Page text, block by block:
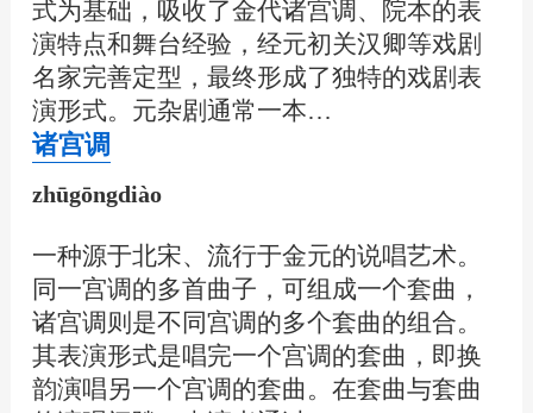
式为基础，吸收了金代诸宫调、院本的表
演特点和舞台经验，经元初关汉卿等戏剧
名家完善定型，最终形成了独特的戏剧表
演形式。元杂剧通常一本…
诸宫调
zhūgōngdiào
一种源于北宋、流行于金元的说唱艺术。
同一宫调的多首曲子，可组成一个套曲，
诸宫调则是不同宫调的多个套曲的组合。
其表演形式是唱完一个宫调的套曲，即换
韵演唱另一个宫调的套曲。在套曲与套曲